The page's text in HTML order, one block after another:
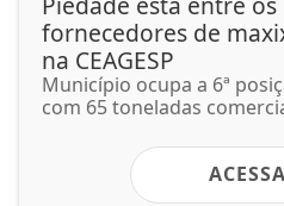
fornecedores de
na CEAGESP
Município ocupa a 6ª
com 65 toneladas